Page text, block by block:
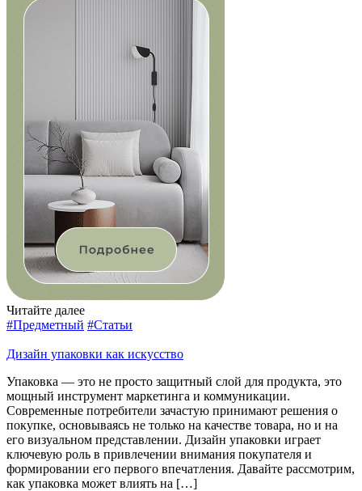
Читайте далее
#Предметный #Статьи
Дизайн упаковки как искусство
Упаковка — это не просто защитный слой для продукта, это
мощный инструмент маркетинга и коммуникации.
Современные потребители зачастую принимают решения о
покупке, основываясь не только на качестве товара, но и на
его визуальном представлении. Дизайн упаковки играет
ключевую роль в привлечении внимания покупателя и
формировании его первого впечатления. Давайте рассмотрим,
как упаковка может влиять на […]